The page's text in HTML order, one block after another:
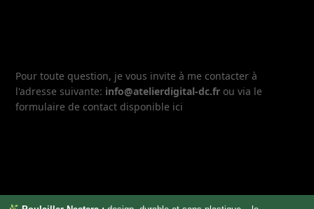
Pour toute question, je vous invite à me contacter à
l'adresse suivante: info@atelierdigital-dc.fr ou via le
formulaire de contact disponible ici